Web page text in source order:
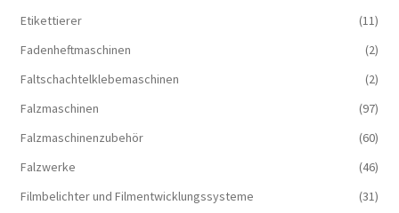
Etikettierer
(11)
Fadenheftmaschinen
(2)
Faltschachtelklebemaschinen
(2)
Falzmaschinen
(97)
Falzmaschinenzubehör
(60)
Falzwerke
(46)
Filmbelichter und Filmentwicklungssysteme
(31)